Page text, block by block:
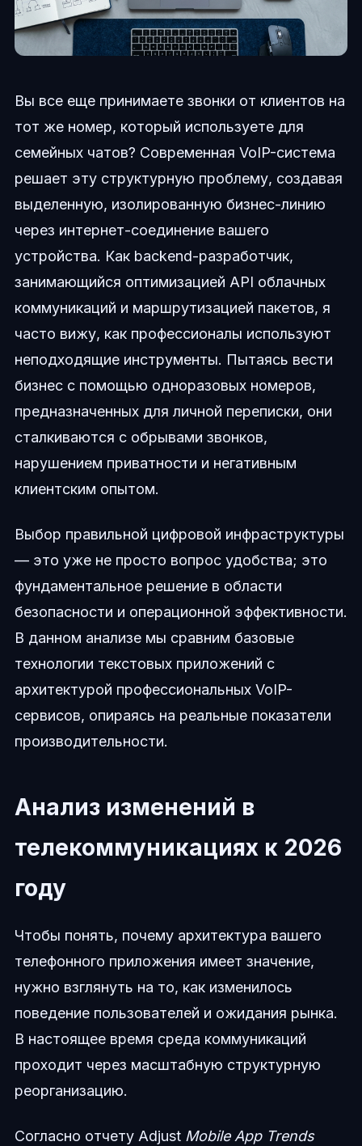
Вы все еще принимаете звонки от клиентов на
тот же номер, который используете для
семейных чатов? Современная VoIP-система
решает эту структурную проблему, создавая
выделенную, изолированную бизнес-линию
через интернет-соединение вашего
устройства. Как backend-разработчик,
занимающийся оптимизацией API облачных
коммуникаций и маршрутизацией пакетов, я
часто вижу, как профессионалы используют
неподходящие инструменты. Пытаясь вести
бизнес с помощью одноразовых номеров,
предназначенных для личной переписки, они
сталкиваются с обрывами звонков,
нарушением приватности и негативным
клиентским опытом.
Выбор правильной цифровой инфраструктуры
— это уже не просто вопрос удобства; это
фундаментальное решение в области
безопасности и операционной эффективности.
В данном анализе мы сравним базовые
технологии текстовых приложений с
архитектурой профессиональных VoIP-
сервисов, опираясь на реальные показатели
производительности.
Анализ изменений в
телекоммуникациях к 2026
году
Чтобы понять, почему архитектура вашего
телефонного приложения имеет значение,
нужно взглянуть на то, как изменилось
поведение пользователей и ожидания рынка.
В настоящее время среда коммуникаций
проходит через масштабную структурную
реорганизацию.
Согласно отчету Adjust Mobile App Trends